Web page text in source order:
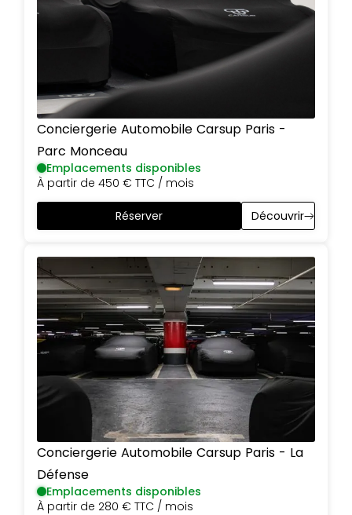
Conciergerie Automobile Carsup Paris -
Parc Monceau
Emplacements disponibles
À partir de 450 € TTC / mois
Réserver Découvrir
Conciergerie Automobile Carsup Paris - La
Défense
Emplacements disponibles
À partir de 280 € TTC / mois